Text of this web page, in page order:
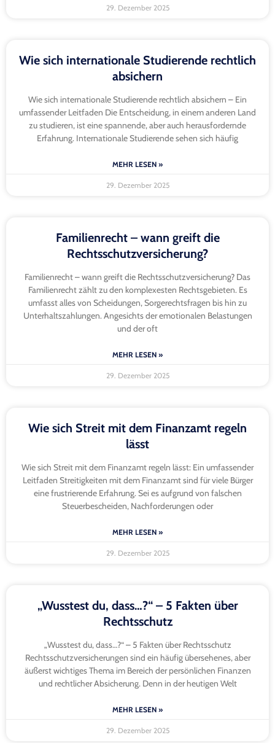
29. Dezember 2025
Wie sich internationale Studierende rechtlich
absichern
Wie sich internationale Studierende rechtlich absichern – Ein
umfassender Leitfaden Die Entscheidung, in einem anderen Land
zu studieren, ist eine spannende, aber auch herausfordernde
Erfahrung. Internationale Studierende sehen sich häufig
MEHR LESEN »
29. Dezember 2025
Familienrecht – wann greift die
Rechtsschutzversicherung?
Familienrecht – wann greift die Rechtsschutzversicherung? Das
Familienrecht zählt zu den komplexesten Rechtsgebieten. Es
umfasst alles von Scheidungen, Sorgerechtsfragen bis hin zu
Unterhaltszahlungen. Angesichts der emotionalen Belastungen
und der oft
MEHR LESEN »
29. Dezember 2025
Wie sich Streit mit dem Finanzamt regeln
lässt
Wie sich Streit mit dem Finanzamt regeln lässt: Ein umfassender
Leitfaden Streitigkeiten mit dem Finanzamt sind für viele Bürger
eine frustrierende Erfahrung. Sei es aufgrund von falschen
Steuerbescheiden, Nachforderungen oder
MEHR LESEN »
29. Dezember 2025
„Wusstest du, dass…?“ – 5 Fakten über
Rechtsschutz
„Wusstest du, dass…?“ – 5 Fakten über Rechtsschutz
Rechtsschutzversicherungen sind ein häufig übersehenes, aber
äußerst wichtiges Thema im Bereich der persönlichen Finanzen
und rechtlicher Absicherung. Denn in der heutigen Welt
MEHR LESEN »
29. Dezember 2025